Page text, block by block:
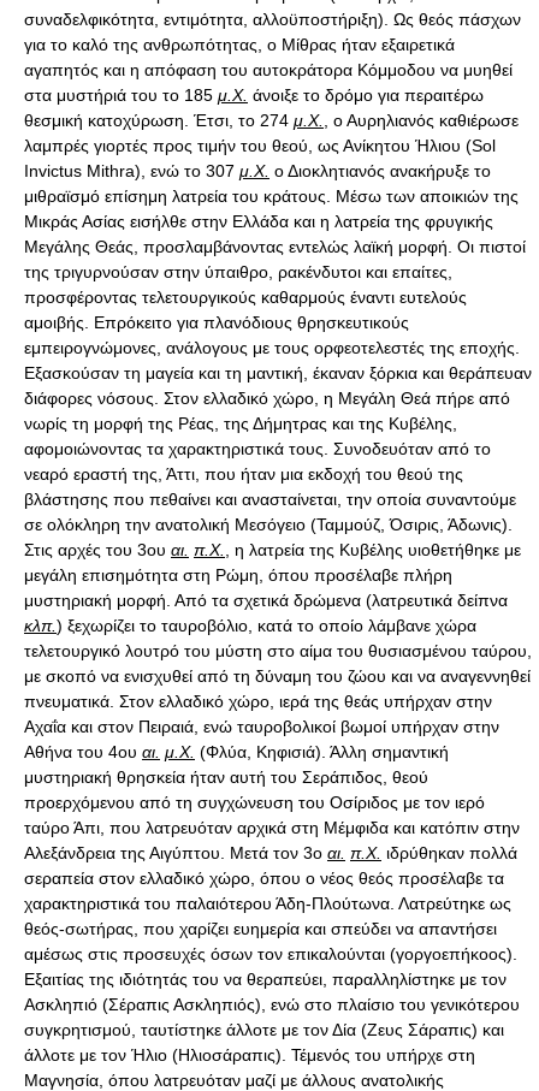
συναδελφικότητα, εντιμότητα, αλλοϋποστήριξη). Ως θεός πάσχων
για το καλό της ανθρωπότητας, ο Μίθρας ήταν εξαιρετικά
αγαπητός και η απόφαση του αυτοκράτορα Κόμμοδου να μυηθεί
στα μυστήριά του το 185 μ.Χ. άνοιξε το δρόμο για περαιτέρω
θεσμική κατοχύρωση. Έτσι, το 274 μ.Χ.
, ο Αυρηλιανός καθιέρωσε
λαμπρές γιορτές προς τιμήν του θεού, ως Ανίκητου Ήλιου (Sol
Invictus Mithra), ενώ το 307 μ.Χ. ο Διοκλητιανός ανακήρυξε το
μιθραϊσμό επίσημη λατρεία του κράτους. Μέσω των αποικιών της
Μικράς Ασίας εισήλθε στην Ελλάδα και η λατρεία της φρυγικής
Μεγάλης Θεάς, προσλαμβάνοντας εντελώς λαϊκή μορφή. Οι πιστοί
της τριγυρνούσαν στην ύπαιθρο, ρακένδυτοι και επαίτες,
προσφέροντας τελετουργικούς καθαρμούς έναντι ευτελούς
αμοιβής. Επρόκειτο για πλανόδιους θρησκευτικούς
εμπειρογνώμονες, ανάλογους με τους ορφεοτελεστές της εποχής.
Εξασκούσαν τη μαγεία και τη μαντική, έκαναν ξόρκια και θεράπευαν
διάφορες νόσους. Στον ελλαδικό χώρο, η Μεγάλη Θεά πήρε από
νωρίς τη μορφή της Ρέας, της Δήμητρας και της Κυβέλης,
αφομοιώνοντας τα χαρακτηριστικά τους. Συνοδευόταν από το
νεαρό εραστή της, Άττι, που ήταν μια εκδοχή του θεού της
βλάστησης που πεθαίνει και ανασταίνεται, την οποία συναντούμε
σε ολόκληρη την ανατολική Μεσόγειο (Ταμμούζ, Όσιρις, Άδωνις).
Στις αρχές του 3ου αι. π.Χ.
, η λατρεία της Κυβέλης υιοθετήθηκε με
μεγάλη επισημότητα στη Ρώμη, όπου προσέλαβε πλήρη
μυστηριακή μορφή. Από τα σχετικά δρώμενα (λατρευτικά δείπνα
κλπ.) ξεχωρίζει το ταυροβόλιο, κατά το οποίο λάμβανε χώρα
τελετουργικό λουτρό του μύστη στο αίμα του θυσιασμένου ταύρου,
με σκοπό να ενισχυθεί από τη δύναμη του ζώου και να αναγεννηθεί
πνευματικά. Στον ελλαδικό χώρο, ιερά της θεάς υπήρχαν στην
Αχαΐα και στον Πειραιά, ενώ ταυροβολικοί βωμοί υπήρχαν στην
Αθήνα του 4ου αι. μ.Χ. (Φλύα, Κηφισιά). Άλλη σημαντική
μυστηριακή θρησκεία ήταν αυτή του Σεράπιδος, θεού
προερχόμενου από τη συγχώνευση του Οσίριδος με τον ιερό
ταύρο Άπι, που λατρευόταν αρχικά στη Μέμφιδα και κατόπιν στην
Αλεξάνδρεια της Αιγύπτου. Μετά τον 3ο αι. π.Χ. ιδρύθηκαν πολλά
σεραπεία στον ελλαδικό χώρο, όπου ο νέος θεός προσέλαβε τα
χαρακτηριστικά του παλαιότερου Άδη-Πλούτωνα. Λατρεύτηκε ως
θεός-σωτήρας, που χαρίζει ευημερία και σπεύδει να απαντήσει
αμέσως στις προσευχές όσων τον επικαλούνται (γοργοεπήκοος).
Εξαιτίας της ιδιότητάς του να θεραπεύει, παραλληλίστηκε με τον
Ασκληπιό (Σέραπις Ασκληπιός), ενώ στο πλαίσιο του γενικότερου
συγκρητισμού, ταυτίστηκε άλλοτε με τον Δία (Ζευς Σάραπις) και
άλλοτε με τον Ήλιο (Ηλιοσάραπις). Τέμενός του υπήρχε στη
Μαγνησία, όπου λατρευόταν μαζί με άλλους ανατολικής